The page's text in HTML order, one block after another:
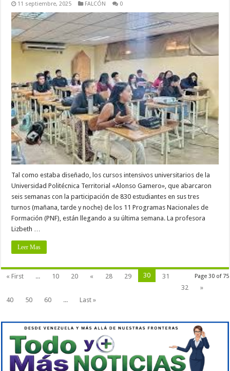
11 septiembre, 2025 FALCÓN 0
Tal como estaba diseñado, los cursos intensivos universitarios de la
Universidad Politécnica Territorial «Alonso Gamero», que abarcaron
seis semanas con la participación de 830 estudiantes en sus tres
turnos (mañana, tarde y noche) de los 11 Programas Nacionales de
Formación (PNF), están llegando a su última semana. La profesora
Lizbeth …
Leer Mas
Page 30 of 75
« First ... 10 20 « 28 29 30
31
32
»
40
50 60 ... Last »